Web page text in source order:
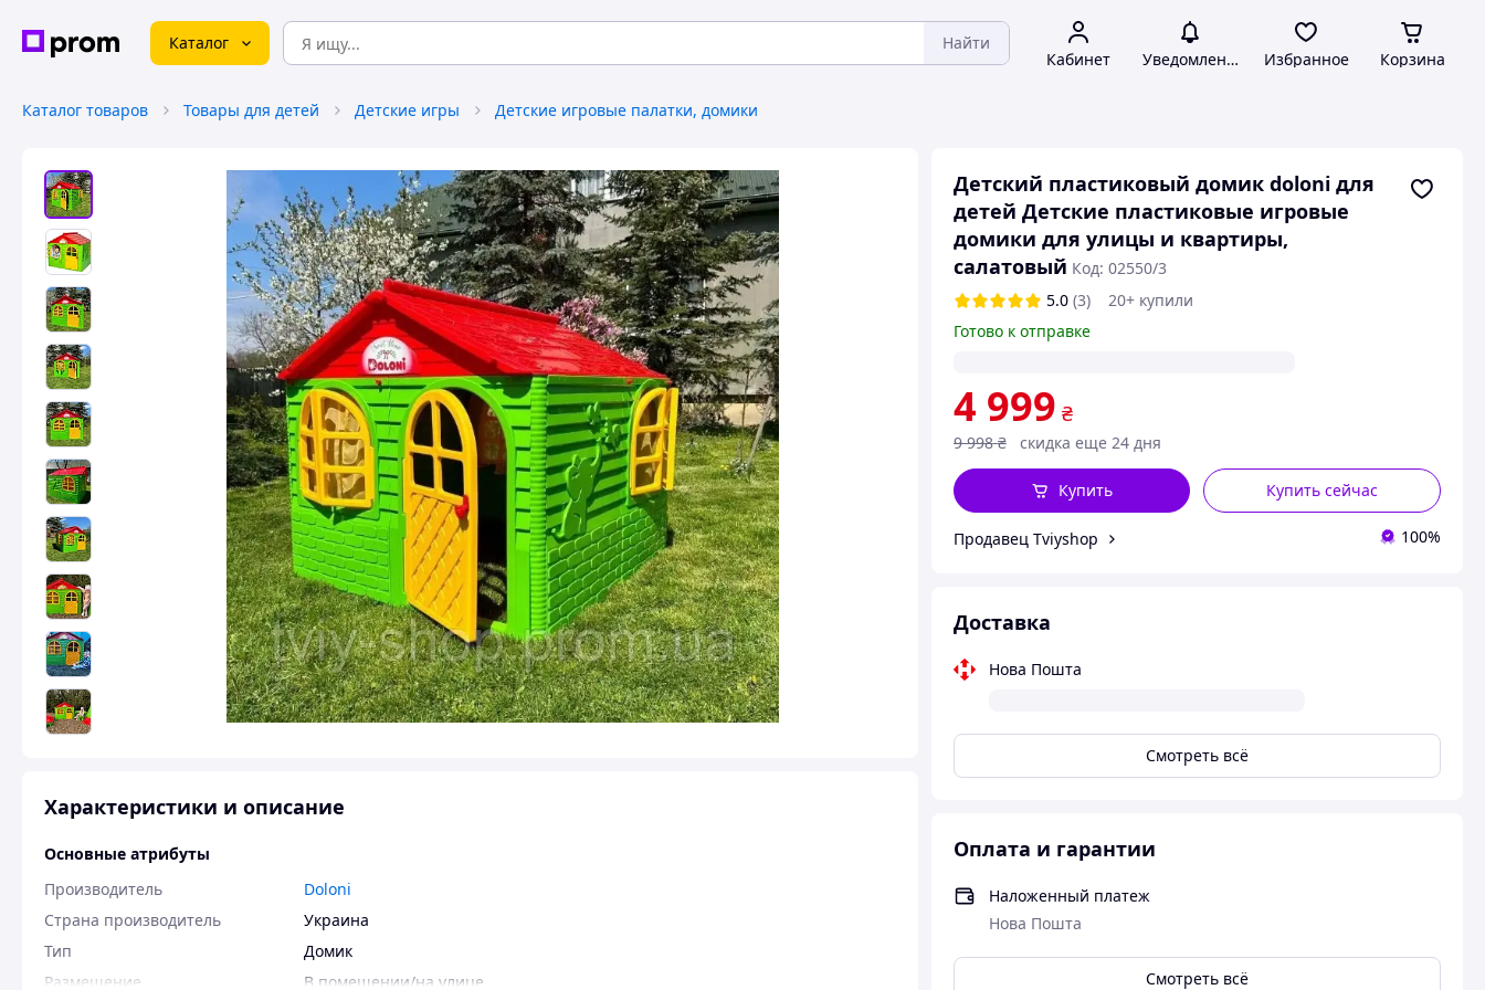
Каталог Найти
Кабинет Уведомления Избранное Корзина
Каталог товаров Товары для детей Детские игры Детские игровые палатки, домики
Детский пластиковый домик doloni для
детей Детские пластиковые игровые
домики для улицы и квартиры,
салатовый Код: 02550/3
5.0 (3)
20+ купили
Готово к отправке
4 999 ₴
9 998 ₴ скидка еще 24 дня
Купить сейчас
Купить
Продавец Tviyshop 100%
Доставка
Нова Пошта
Смотреть всё
Оплата и гарантии
Наложенный платеж
Нова Пошта
Смотреть всё
Характеристики и описание
Основные атрибуты
Производитель
Doloni
Страна производитель
Украина
Тип
Домик
Размещение
В помещении/на улице